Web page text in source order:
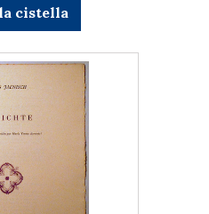
cistella